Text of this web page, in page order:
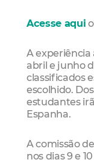
Acesse aqui
A experiência
abril e junho
classificados
escolhido.
estudantes
Espanha.
A comissão
nos dias 9 e